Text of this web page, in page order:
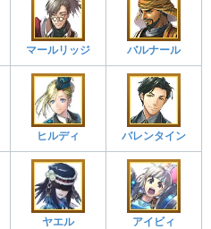
マールリッジ バルナール
ヒルディ バレンタイン
ヤエル アイビィ